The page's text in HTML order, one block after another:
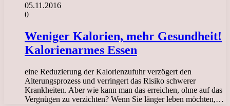
05.11.2016
0
Weniger Kalorien, mehr Gesundheit!
Kalorienarmes Essen
eine Reduzierung der Kalorienzufuhr verzögert den
Alterungsprozess und verringert das Risiko schwerer
Krankheiten. Aber wie kann man das erreichen, ohne auf das
Vergnügen zu verzichten? Wenn Sie länger leben möchten,…